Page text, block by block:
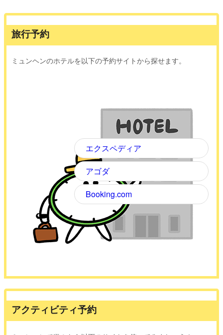
旅行予約
ミュンヘンのホテルを以下の予約サイトから探せます。
エクスペディア
アゴダ
Booking.com
アクティビティ予約